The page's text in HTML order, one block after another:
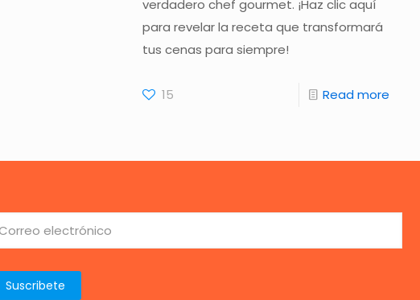
verdadero chef gourmet. ¡Haz clic aquí
para revelar la receta que transformará
tus cenas para siempre!
15 Read more